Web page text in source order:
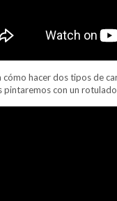
hacer dos tipos de
pintaremos con un